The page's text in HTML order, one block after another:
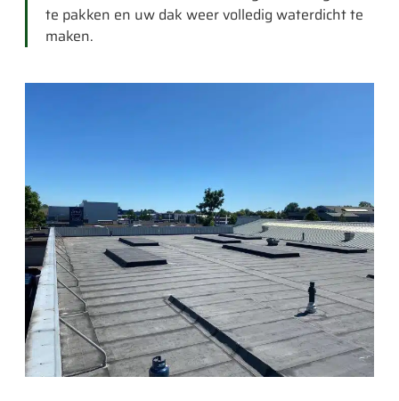
te pakken en uw dak weer volledig waterdicht te
maken.